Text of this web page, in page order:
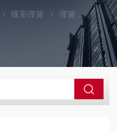
碟形弹簧 弹簧 矿用